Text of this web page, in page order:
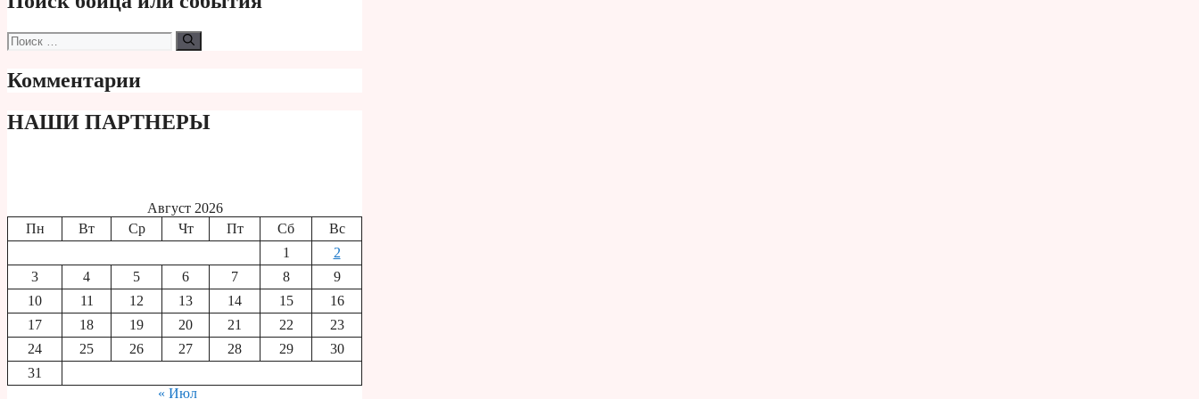
Поиск:
Комментарии
НАШИ ПАРТНЕРЫ
Август 2026
Пн
Вт Ср Чт Пт Сб
Вс
1
2
3
4 5 6 7 8
9
10
11 12 13 14 15
16
17
18 19 20 21 22
23
24
25 26 27 28 29
30
31
« Июл